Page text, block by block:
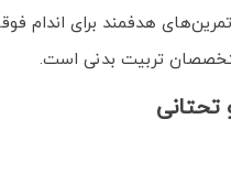
هدفمند برای اندام
تربیت بدنی است.